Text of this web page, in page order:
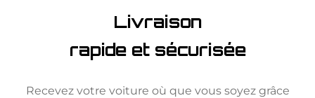
Livraison
rapide et sécurisée
Recevez votre voiture où que vous soyez grâce